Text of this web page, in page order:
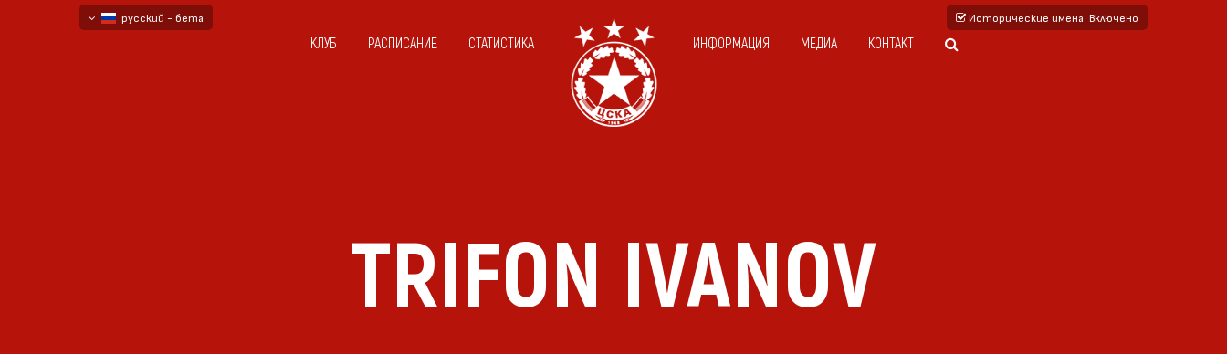
русский - бета
Исторические имена: Включено
КЛУБ РАСПИСАНИЕ СТАТИСТИКА ИНФОРМАЦИЯ МЕДИА КОНТАКТ
TRIFON IVANOV